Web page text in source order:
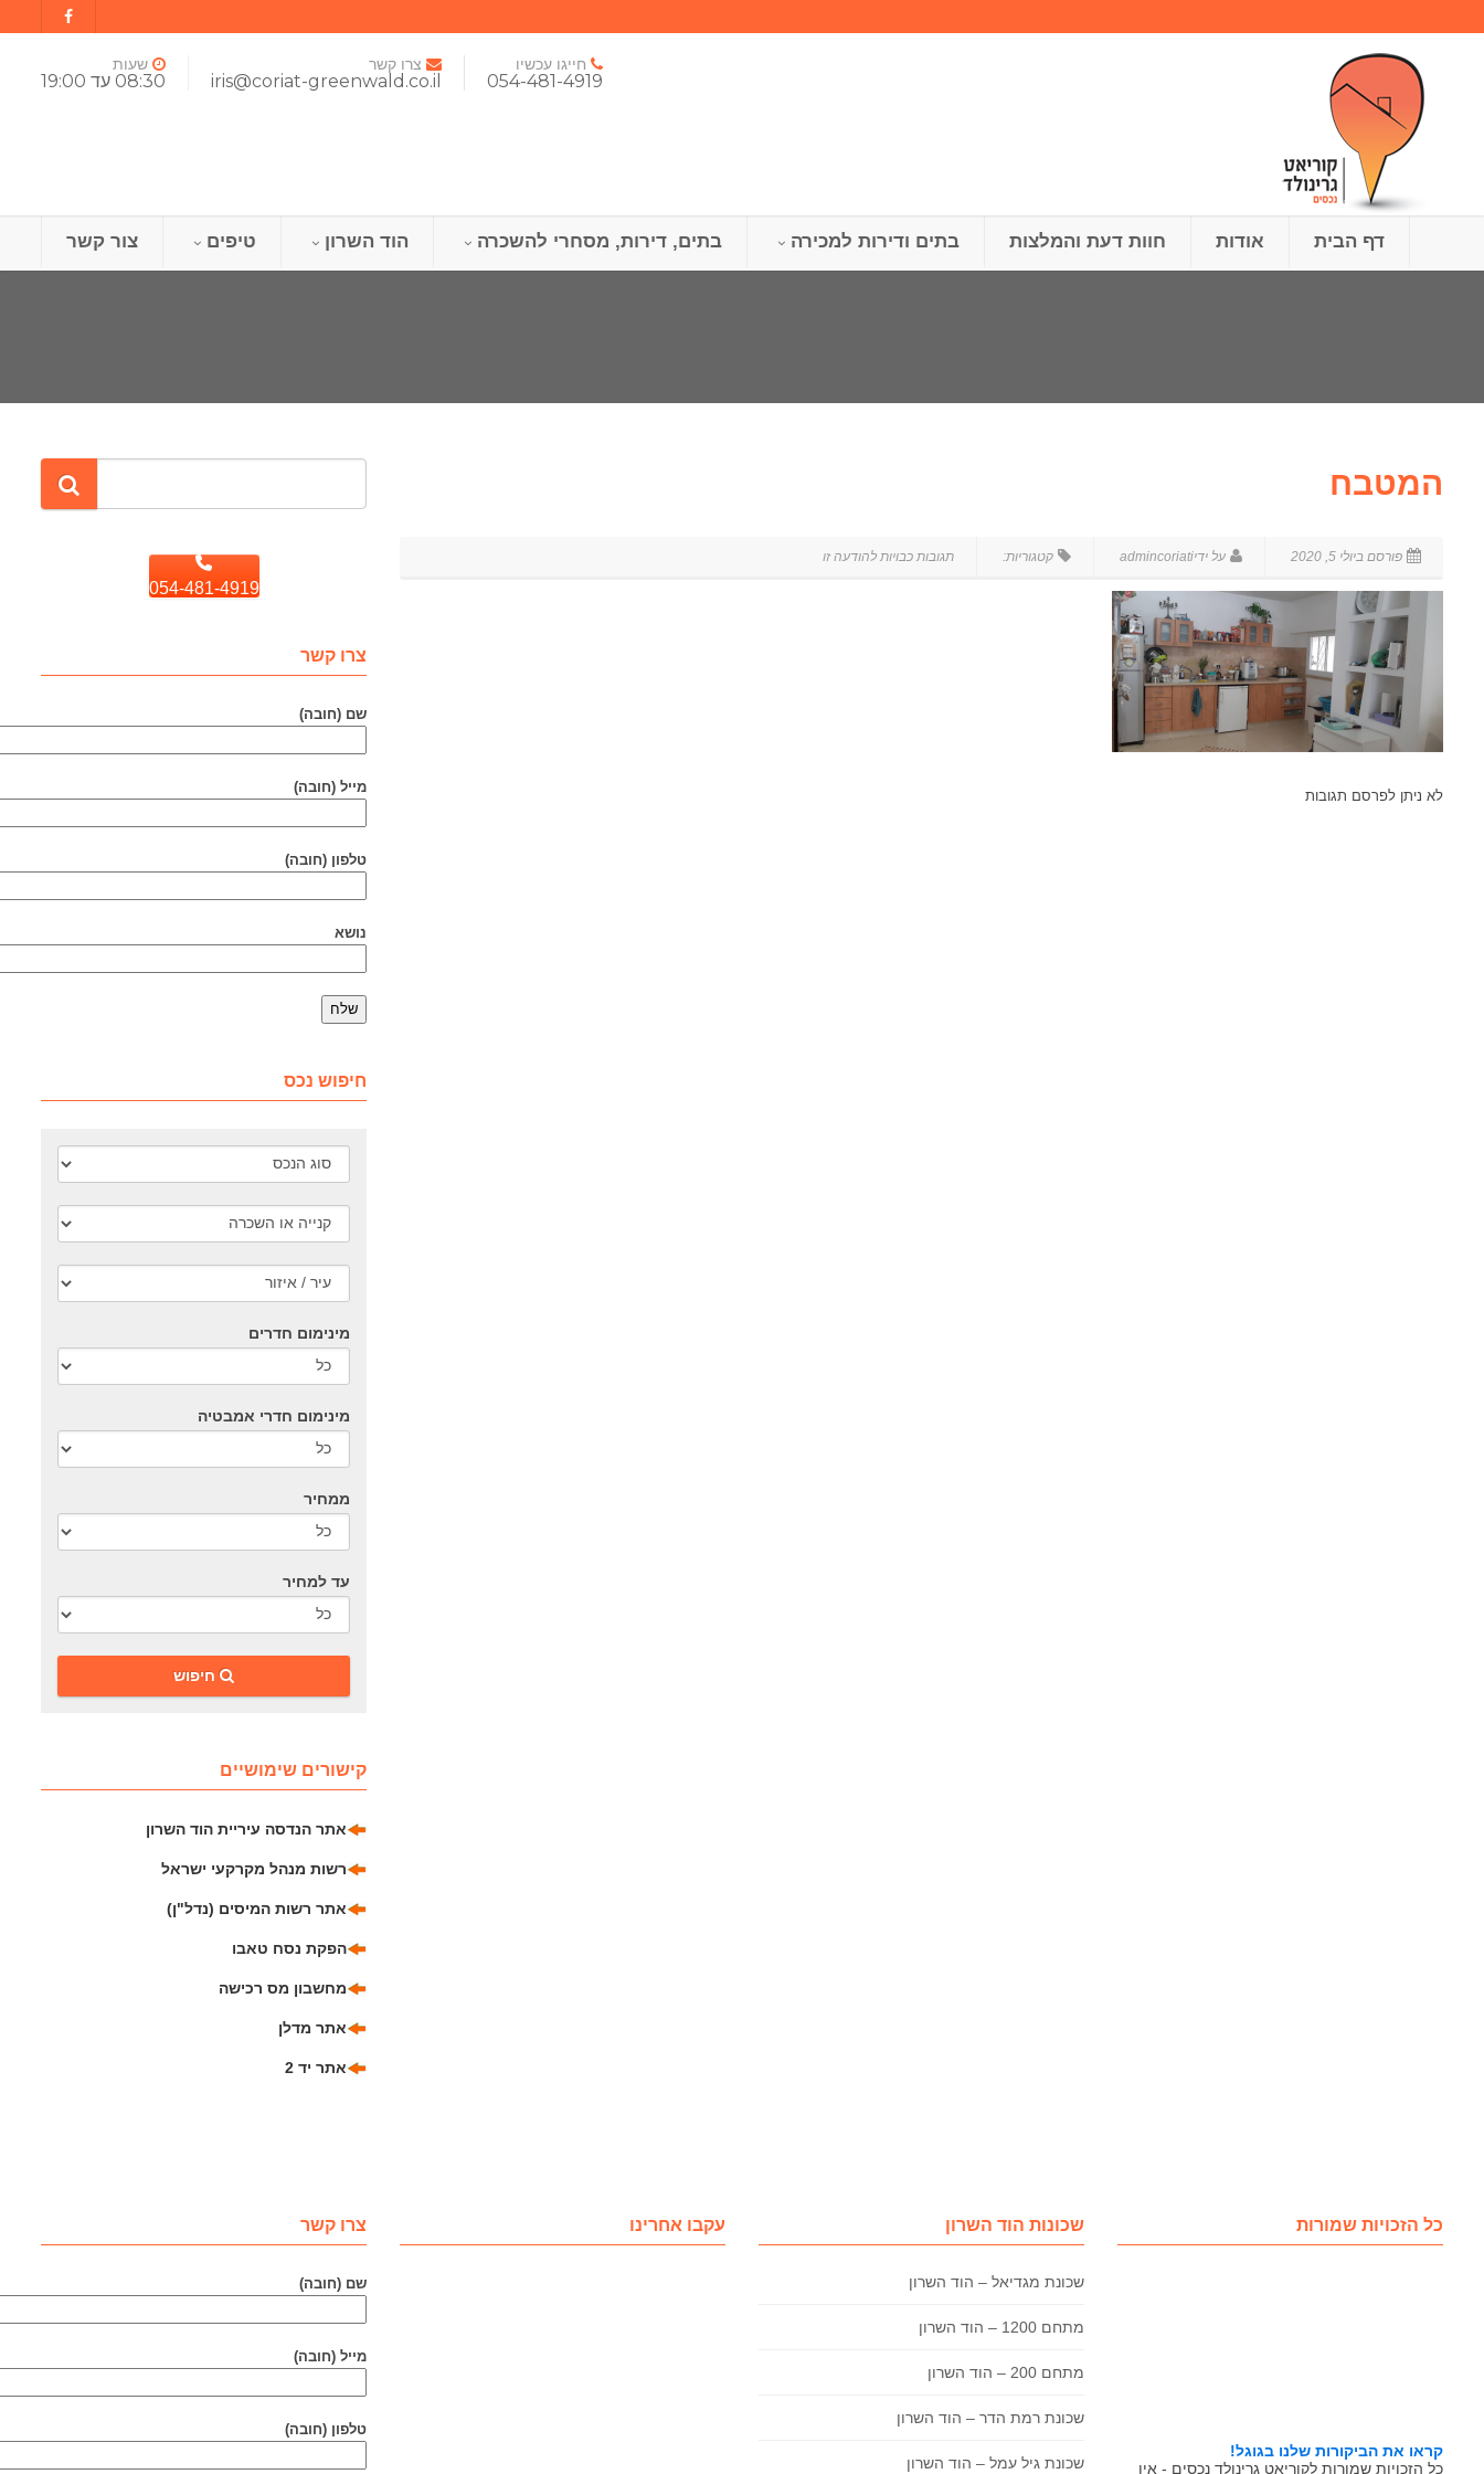
חייגו עכשיו
054-481-4919
צרו קשר
iris@coriat-greenwald.co.il
שעות
08:30 עד 19:00
צור קשר טיפים הוד השרון בתים, דירות, מסחרי להשכרה בתים ודירות למכירה חוות דעת והמלצות אודות דף הבית
המטבח
לא ניתן לפרסם תגובות
054-481-4919
צרו קשר
שם (חובה)
מייל (חובה)
טלפון (חובה)
נושא
חיפוש נכס
מינימום חדרים
מינימום חדרי אמבטיה
ממחיר
עד למחיר
‎חיפוש
קישורים שימושיים
אתר הנדסה עיריית הוד השרון
רשות מנהל מקרקעי ישראל
אתר רשות המיסים (נדל"ן)
הפקת נסח טאבו
מחשבון מס רכישה
אתר מדלן
אתר יד 2
כל הזכויות שמורות
קראו את הביקורות שלנו בגוגל!
כל הזכויות שמורות לקוריאט גרינולד נכסים - אין
שכונות הוד השרון
שכונת מגדיאל – הוד השרון
מתחם 1200 – הוד השרון
מתחם 200 – הוד השרון
שכונת רמת הדר – הוד השרון
שכונת גיל עמל – הוד השרון
עקבו אחרינו צרו קשר
שם (חובה)
מייל (חובה)
טלפון (חובה)